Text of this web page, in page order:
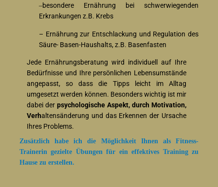
–besondere Ernährung bei schwerwiegenden
Erkrankungen z.B. Krebs
– Ernährung zur Entschlackung und Regulation des
Säure- Basen-Haushalts, z.B. Basenfasten
Jede Ernährungsberatung wird individuell auf Ihre
Bedürfnisse und Ihre persönlichen Lebensumstände
angepasst, so dass die Tipps leicht im Alltag
umgesetzt werden können. Besonders wichtig ist mir
dabei der psychologische Aspekt, durch Motivation,
Verhaltensänderung und das Erkennen der Ursache
Ihres Problems.
Zusätzlich habe ich die Möglichkeit Ihnen als Fitness-
Trainerin gezielte Übungen für ein effektives Training zu
Hause zu erstellen.